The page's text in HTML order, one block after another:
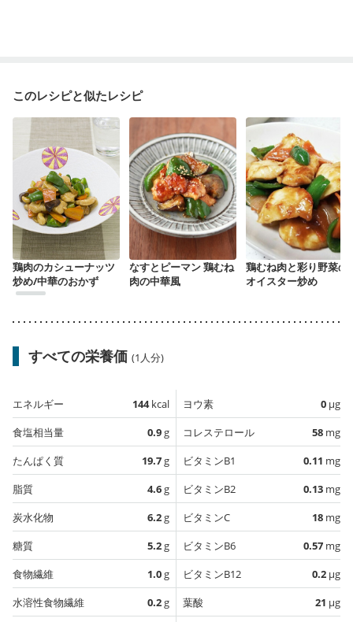
このレシピと似たレシピ
鶏肉のカシューナッツ
炒め/中華のおかず
なすとピーマン 鶏むね
肉の中華風
鶏むね肉と彩り野菜の
オイスター炒め
すべての栄養価 (1人分)
エネルギー 144kcal
食塩相当量
0.9g
たんぱく質
19.7g
脂質
4.6g
炭水化物
6.2g
糖質
5.2g
食物繊維
1.0g
水溶性食物繊維
0.2g
ヨウ素 0 µg
コレステロール
58 mg
ビタミンB1
0.11 mg
ビタミンB2
0.13 mg
ビタミンC
18 mg
ビタミンB6
0.57 mg
ビタミンB12
0.2 µg
葉酸
21 µg